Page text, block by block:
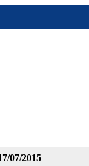
07/2015